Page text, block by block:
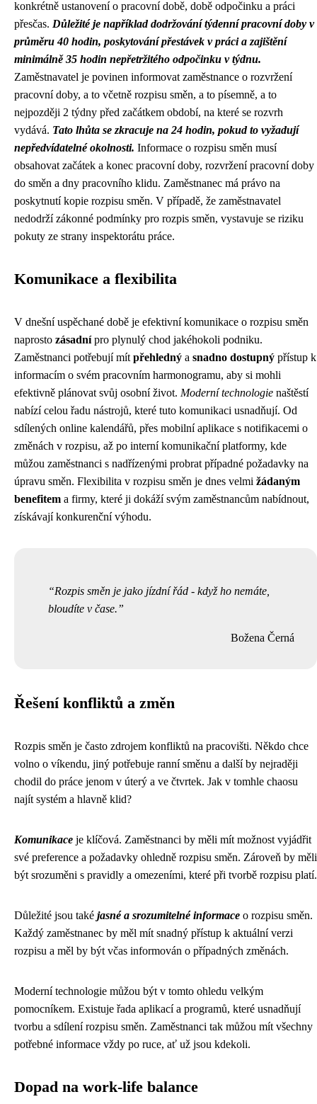
konkrétně ustanovení o pracovní době, době odpočinku a práci
přesčas. Důležité je například dodržování týdenní pracovní doby v
průměru 40 hodin, poskytování přestávek v práci a zajištění
minimálně 35 hodin nepřetržitého odpočinku v týdnu.
Zaměstnavatel je povinen informovat zaměstnance o rozvržení
pracovní doby, a to včetně rozpisu směn, a to písemně, a to
nejpozději 2 týdny před začátkem období, na které se rozvrh
vydává. Tato lhůta se zkracuje na 24 hodin, pokud to vyžadují
nepředvídatelné okolnosti. Informace o rozpisu směn musí
obsahovat začátek a konec pracovní doby, rozvržení pracovní doby
do směn a dny pracovního klidu. Zaměstnanec má právo na
poskytnutí kopie rozpisu směn. V případě, že zaměstnavatel
nedodrží zákonné podmínky pro rozpis směn, vystavuje se riziku
pokuty ze strany inspektorátu práce.
Komunikace a flexibilita
V dnešní uspěchané době je efektivní komunikace o rozpisu směn
naprosto zásadnípro plynulý chod jakéhokoli podniku.
Zaměstnanci potřebují mít přehledný a snadno dostupný přístup k
informacím o svém pracovním harmonogramu, aby si mohli
efektivně plánovat svůj osobní život. Moderní technologie naštěstí
nabízí celou řadu nástrojů, které tuto komunikaci usnadňují. Od
sdílených online kalendářů, přes mobilní aplikace s notifikacemi o
změnách v rozpisu, až po interní komunikační platformy, kde
můžou zaměstnanci s nadřízenými probrat případné požadavky na
úpravu směn. Flexibilita v rozpisu směn je dnes velmi žádaným
benefitem a firmy, které ji dokáží svým zaměstnancům nabídnout,
získávají konkurenční výhodu.
Rozpis směn je jako jízdní řád - když ho nemáte,
bloudíte v čase.
Božena Černá
Řešení konfliktů a změn
Rozpis směn je často zdrojem konfliktů na pracovišti. Někdo chce
volno o víkendu, jiný potřebuje ranní směnu a další by nejraději
chodil do práce jenom v úterý a ve čtvrtek. Jak v tomhle chaosu
najít systém a hlavně klid?
Komunikace je klíčová. Zaměstnanci by měli mít možnost vyjádřit
své preference a požadavky ohledně rozpisu směn. Zároveň by měli
být srozuměni s pravidly a omezeními, které při tvorbě rozpisu platí.
Důležité jsou také jasné a srozumitelné informace o rozpisu směn.
Každý zaměstnanec by měl mít snadný přístup k aktuální verzi
rozpisu a měl by být včas informován o případných změnách.
Moderní technologie můžou být v tomto ohledu velkým
pomocníkem. Existuje řada aplikací a programů, které usnadňují
tvorbu a sdílení rozpisu směn. Zaměstnanci tak můžou mít všechny
potřebné informace vždy po ruce, ať už jsou kdekoli.
Dopad na work-life balance